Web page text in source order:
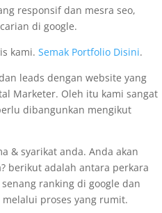
responsif dan mesra seo,
di google.
kami.Semak Portfolio Disini.
leads dengan website yang
Marketer. Oleh itu kami sangat
dibangunkan mengikut
& syarikat anda. Anda akan
berikut adalah antara perkara
ranking di google dan
proses yang rumit.